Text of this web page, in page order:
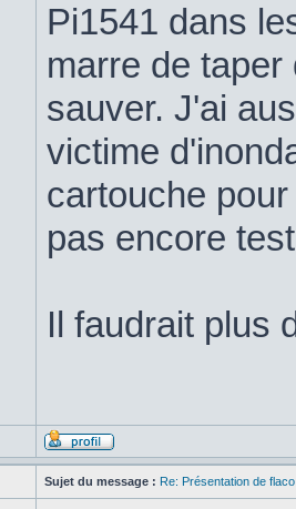
Pi1541 dans
marre de
sauver. J'ai
victime
cartouche
pas encore
Il faudrait plus
Sujet du message : Re: Présentation de flaco